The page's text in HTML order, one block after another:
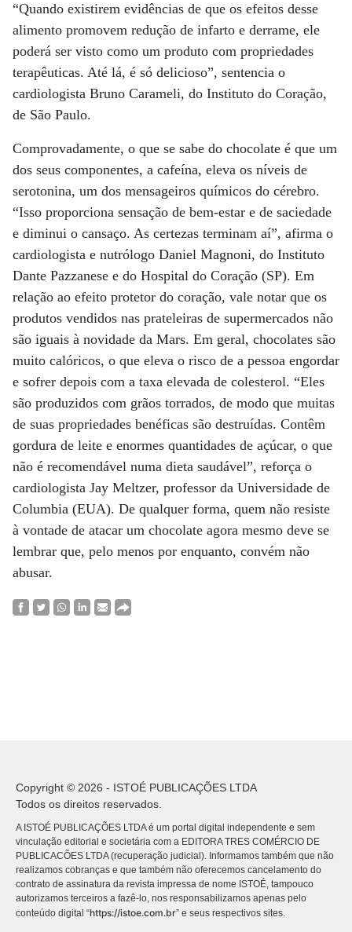
“Quando existirem evidências de que os efeitos desse
alimento promovem redução de infarto e derrame, ele
poderá ser visto como um produto com propriedades
terapêuticas. Até lá, é só delicioso”, sentencia o
cardiologista Bruno Carameli, do Instituto do Coração,
de São Paulo.
Comprovadamente, o que se sabe do chocolate é que um
dos seus componentes, a cafeína, eleva os níveis de
serotonina, um dos mensageiros químicos do cérebro.
“Isso proporciona sensação de bem-estar e de saciedade
e diminui o cansaço. As certezas terminam aí”, afirma o
cardiologista e nutrólogo Daniel Magnoni, do Instituto
Dante Pazzanese e do Hospital do Coração (SP). Em
relação ao efeito protetor do coração, vale notar que os
produtos vendidos nas prateleiras de supermercados não
são iguais à novidade da Mars. Em geral, chocolates são
muito calóricos, o que eleva o risco de a pessoa engordar
e sofrer depois com a taxa elevada de colesterol. “Eles
são produzidos com grãos torrados, de modo que muitas
de suas propriedades benéficas são destruídas. Contêm
gordura de leite e enormes quantidades de açúcar, o que
não é recomendável numa dieta saudável”, reforça o
cardiologista Jay Meltzer, professor da Universidade de
Columbia (EUA). De qualquer forma, quem não resiste
à vontade de atacar um chocolate agora mesmo deve se
lembrar que, pelo menos por enquanto, convém não
abusar.
Copyright © 2026 - ISTOÉ PUBLICAÇÕES LTDA
Todos os direitos reservados.
A ISTOÉ PUBLICAÇÕES LTDA é um portal digital independente e sem
vinculação editorial e societária com a EDITORA TRES COMÉRCIO DE
PUBLICACÕES LTDA (recuperação judicial). Informamos também que não
realizamos cobranças e que também não oferecemos cancelamento do
contrato de assinatura da revista impressa de nome ISTOÉ, tampouco
autorizamos terceiros a fazê-lo, nos responsabilizamos apenas pelo
conteúdo digital “https://istoe.com.br” e seus respectivos sites.